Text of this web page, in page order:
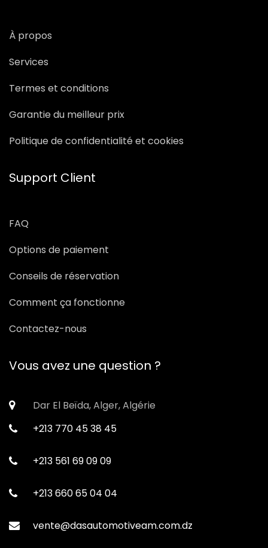
À propos
Services
Termes et conditions
Garantie du meilleur prix
Politique de confidentialité et cookies
Support Client
FAQ
Options de paiement
Conseils de réservation
Comment ça fonctionne
Contactez-nous
Vous avez une question ?
Dar El Beïda, Alger, Algérie
+213 770 45 38 45
+213 561 69 09 09
+213 660 65 04 04
vente@dasautomotiveam.com.dz